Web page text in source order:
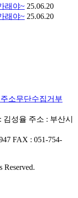
래야~ 25.06.20
래야~ 25.06.20
소무단수집거부
김성율 주소 : 부산시
FAX : 051-754-
Reserved.